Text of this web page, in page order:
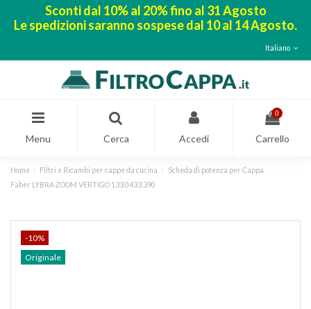
Sconti dal 10% al 20% fino al 31 Agosto
Le spedizioni saranno sospese dal 10 al 14 Agosto.
Italiano
Menu Cerca Accedi
0
Carrello
Home Filtri e Ricambi per cappe da cucina
Scheda di potenza per Cappa
Faber LYBRA ZOOM VERTIGO 133.0433.390
-10%
Originale